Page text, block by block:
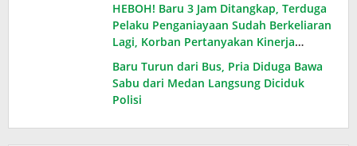
HEBOH! Baru 3 Jam Ditangkap, Terduga
Pelaku Penganiayaan Sudah Berkeliaran
Lagi, Korban Pertanyakan Kinerja
Polsek Medan Baru
Baru Turun dari Bus, Pria Diduga Bawa
Sabu dari Medan Langsung Diciduk
Polisi